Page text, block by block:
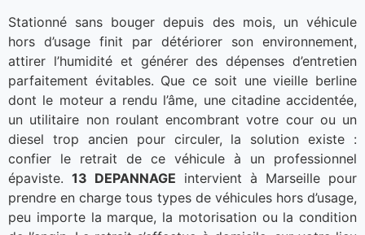
Stationné sans bouger depuis des mois, un véhicule
hors d’usage finit par détériorer son environnement,
attirer l’humidité et générer des dépenses d’entretien
parfaitement évitables. Que ce soit une vieille berline
dont le moteur a rendu l’âme, une citadine accidentée,
un utilitaire non roulant encombrant votre cour ou un
diesel trop ancien pour circuler, la solution existe :
confier le retrait de ce véhicule à un professionnel
épaviste. 13 DEPANNAGE intervient à Marseille pour
prendre en charge tous types de véhicules hors d’usage,
peu importe la marque, la motorisation ou la condition